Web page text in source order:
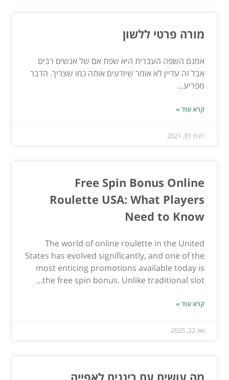
מורה פרטי ללשון
אמנם השפה העברית היא שפת אם של אנשים רבים
אבל זה עדיין לא אומר שיודעים אותה כמו שצריך. הדבר
מפריע...
קרא עוד »
דצמ 01, 2021
Free Spin Bonus Online
Roulette USA: What Players
Need to Know
The world of online roulette in the United
States has evolved significantly, and one of the
most enticing promotions available today is
the free spin bonus. Unlike traditional slot...
קרא עוד »
אוג 22, 2025